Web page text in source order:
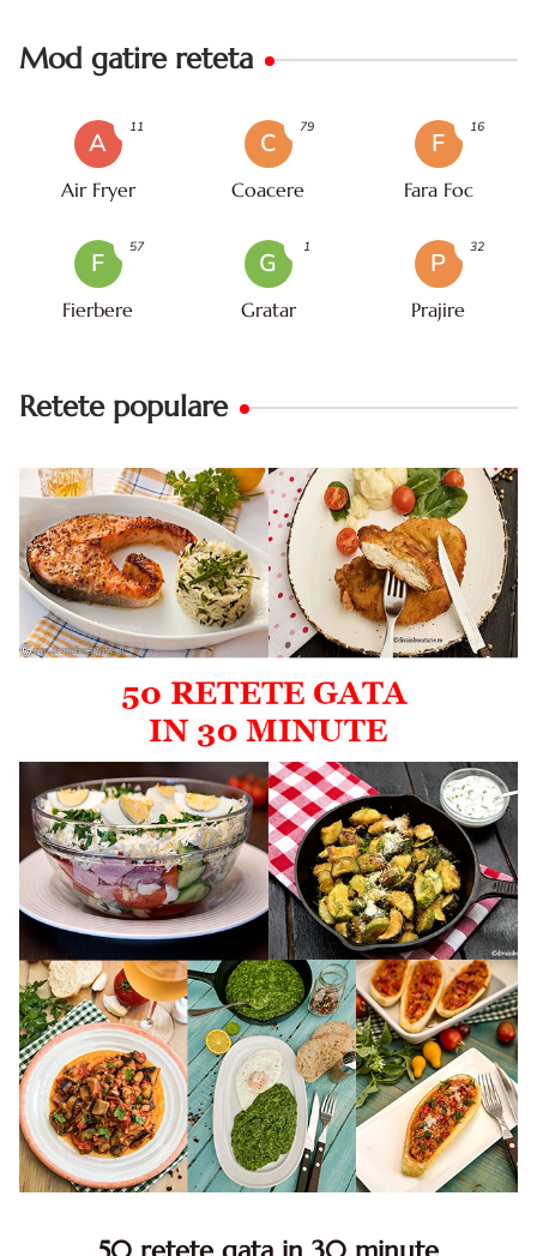
Mod gatire reteta
A
Air Fryer
11
C
Coacere
79
F
Fara Foc
16
F
Fierbere
57
G
Gratar
1
P
Prajire
32
Retete populare